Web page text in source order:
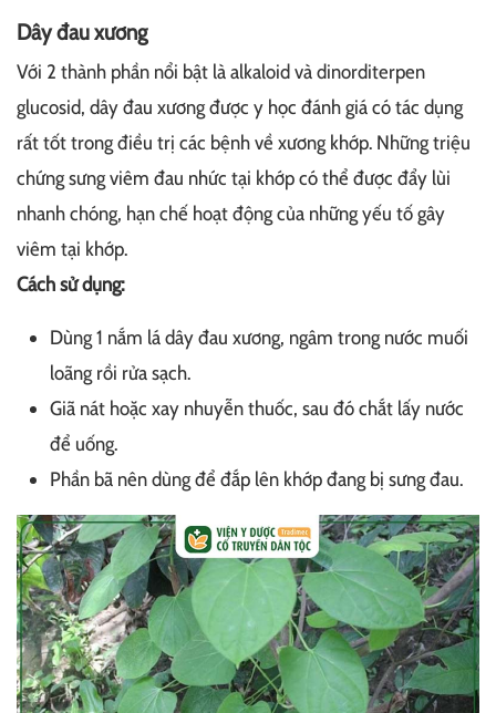
Dây đau xương
Với 2 thành phần nổi bật là alkaloid và dinorditerpen
glucosid, dây đau xương được y học đánh giá có tác dụng
rất tốt trong điều trị các bệnh về xương khớp. Những triệu
chứng sưng viêm đau nhức tại khớp có thể được đẩy lùi
nhanh chóng, hạn chế hoạt động của những yếu tố gây
viêm tại khớp.
Cách sử dụng:
Dùng 1 nắm lá dây đau xương, ngâm trong nước muối
loãng rồi rửa sạch.
Giã nát hoặc xay nhuyễn thuốc, sau đó chắt lấy nước
để uống.
Phần bã nên dùng để đắp lên khớp đang bị sưng đau.